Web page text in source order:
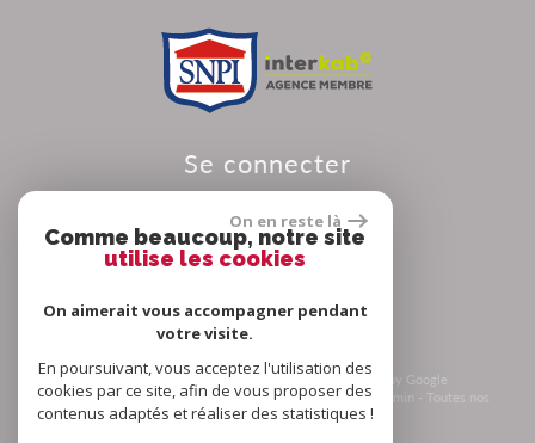
se connecter
© 2026 | Tous droits réservés | Traduction powered by Google
Plan du site- Mentions légales- Nos honoraires-Liens- Admin - Toutes nos
annonces-Politique RGPD
On en reste là
Comme beaucoup, notre site
utilise les cookies
On aimerait vous accompagner pendant
votre visite.
En poursuivant, vous acceptez l'utilisation des
cookies par ce site, afin de vous proposer des
contenus adaptés et réaliser des statistiques !